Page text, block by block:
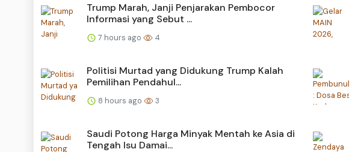
Trump Marah, Janji Penjarakan Pembocor
Informasi yang Sebut ...
7 hours ago 4
Politisi Murtad yang Didukung Trump Kalah
Pemilihan Pendahul...
8 hours ago 3
Saudi Potong Harga Minyak Mentah ke Asia di
Tengah Isu Damai...